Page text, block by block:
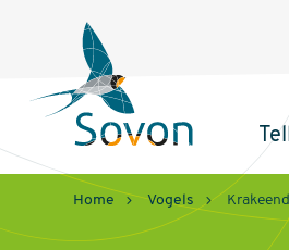
Home Vogels Krakeend